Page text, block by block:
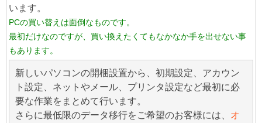
います。
PCの買い替えは面倒なものです。
最初だけなのですが、買い換えたくてもなかなか手を出せない事
もあります。
新しいパソコンの開梱設置から、初期設定、アカウン
ト設定、ネットやメール、プリンタ設定など最初に必
要な作業をまとめて行います。
さらに最低限のデータ移行をご希望のお客様には、 オ